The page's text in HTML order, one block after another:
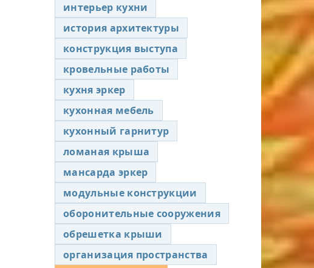
интерьер кухни
история архитектуры
конструкция выступа
кровельные работы
кухня эркер
кухонная мебель
кухонный гарнитур
ломаная крыша
мансарда эркер
модульные конструкции
оборонительные сооружения
обрешетка крыши
организация пространства